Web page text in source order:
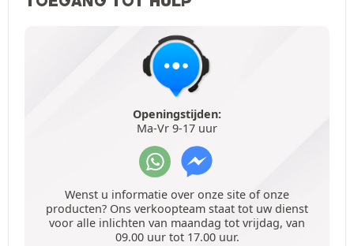
Openingstijden:
Ma-Vr 9-17 uur
Wenst u informatie over onze site of onze
producten? Ons verkoopteam staat tot uw dienst
voor alle inlichten van maandag tot vrijdag, van
09.00 uur tot 17.00 uur.